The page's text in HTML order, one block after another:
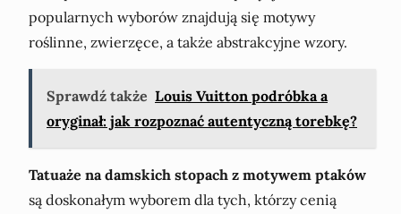
popularnych wyborów znajdują się motywy
roślinne, zwierzęce, a także abstrakcyjne wzory.
Sprawdź także Louis Vuitton podróbka a
oryginał: jak rozpoznać autentyczną torebkę?
Tatuaże na damskich stopach z motywem ptaków
są doskonałym wyborem dla tych, którzy cenią